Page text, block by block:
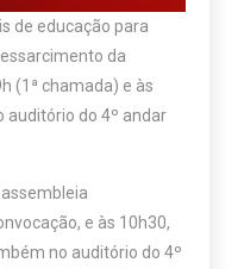
de educação para
da
(1ª chamada) e às
auditório do 4º andar
e às 10h30,
no auditório do 4º